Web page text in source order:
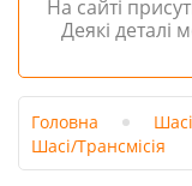
На сайті
Деякі
Головна
Шасі/Трансмісія